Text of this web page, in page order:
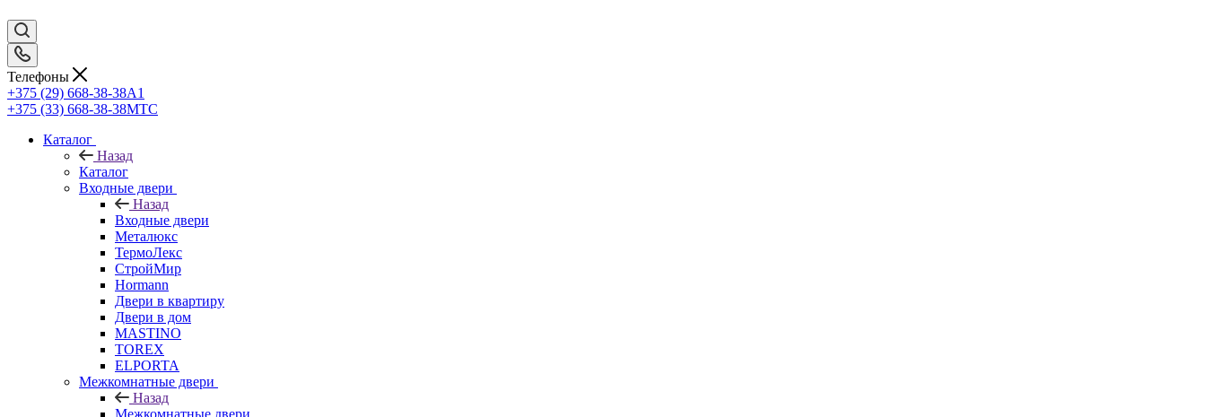
Телефоны
+375 (29) 668-38-38A1
+375 (33) 668-38-38МТС
Каталог
Назад
Каталог
Входные двери
Назад
Входные двери
Металюкс
ТермоЛекс
СтройМир
Hormann
Двери в квартиру
Двери в дом
MASTINO
TOREX
ELPORTA
Межкомнатные двери
Назад
Межкомнатные двери